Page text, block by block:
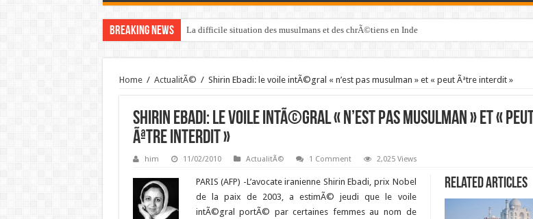
Breaking News La difficile situation des musulmans et des chrÃ©tiens en Inde
Home / ActualitÃ© / Shirin Ebadi: le voile intÃ©gral « n’est pas musulman » et « peut Ãªtre interdit »
Shirin Ebadi: le voile intÃ©gral « n’est pas musulman » et « peut
Ãªtre interdit »
him 11/02/2010 ActualitÃ© 1 Comment 2,025 Views
Related Articles
PARIS (AFP) -L’avocate iranienne Shirin Ebadi, prix Nobel
de la paix de 2003, a estimÃ© jeudi que le voile
intÃ©gral portÃ© par certaines femmes au nom de